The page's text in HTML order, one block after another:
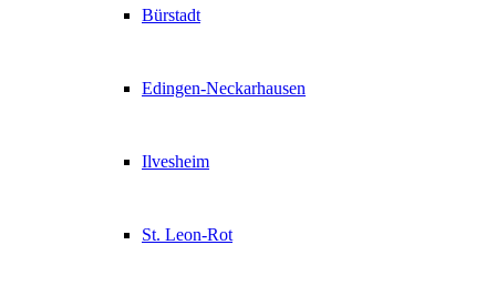
Bürstadt
Edingen-Neckarhausen
Ilvesheim
St. Leon-Rot